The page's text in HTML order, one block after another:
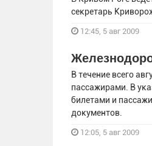
секретарь
12:45, 5 авг 2009
В течение всего
пассажирами. В
билетами и
документов.
12:05, 5 авг 2009